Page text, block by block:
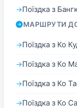
Поїздка з
МАРШРУТИ
Поїздка з Ко
Поїздка з Ко
Поїздка з Ко
Поїздка з Ко